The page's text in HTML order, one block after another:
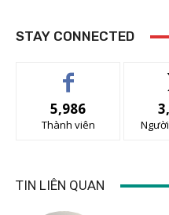
STAY CONNECTED
5,986
Thành viên
TIN LIÊN QUAN